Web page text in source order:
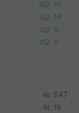
16
14
6
6
647
19